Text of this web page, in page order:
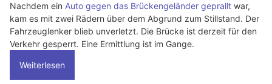
Nachdem ein Auto gegen das Brückengeländer geprallt war,
kam es mit zwei Rädern über dem Abgrund zum Stillstand. Der
Fahrzeuglenker blieb unverletzt. Die Brücke ist derzeit für den
Verkehr gesperrt. Eine Ermittlung ist im Gange.
Weiterlesen